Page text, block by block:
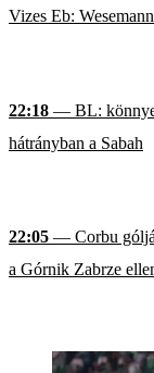
Vizes Eb:
22:18 — BL:
hátrányban a Sabah
22:05 — Corbu
a Górnik Zabrze